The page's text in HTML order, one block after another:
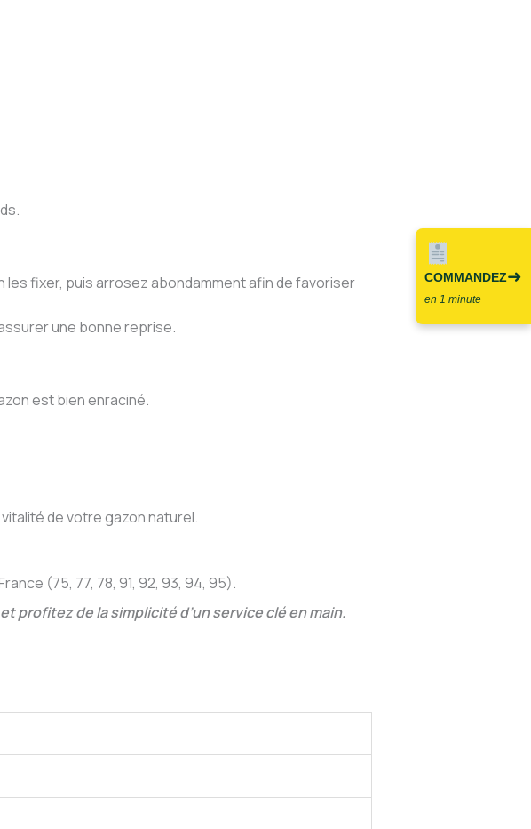
fixer, puis arrosez abondamment afin de favoriser
une bonne reprise.
est bien enraciné.
de votre gazon naturel.
(75, 77, 78, 91, 92, 93, 94, 95).
profitez de la simplicité d’un service clé en main.
COMMANDEZ
en 1 minute
➜